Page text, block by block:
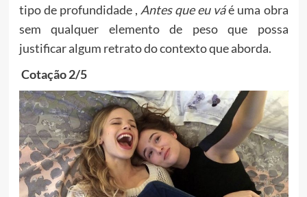
tipo de profundidade , Antes que eu váé uma obra
sem qualquer elemento de peso que possa
justificar algum retrato do contexto que aborda.
Cotação 2/5